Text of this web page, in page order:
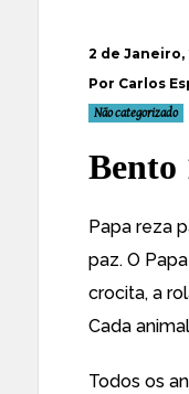
2 de Janeiro,
Por Carlos
Não categorizado
Bento
Papa reza
paz. O
crocita, a
Cada
Todos os